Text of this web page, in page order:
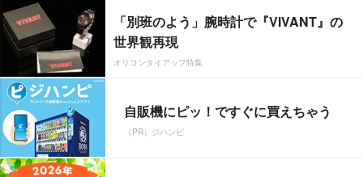
「別班のよう」腕時計で『VIVANT』の
世界観再現
オリコンタイアップ特集
自販機にピッ！ですぐに買えちゃう
（PR）ジハンピ